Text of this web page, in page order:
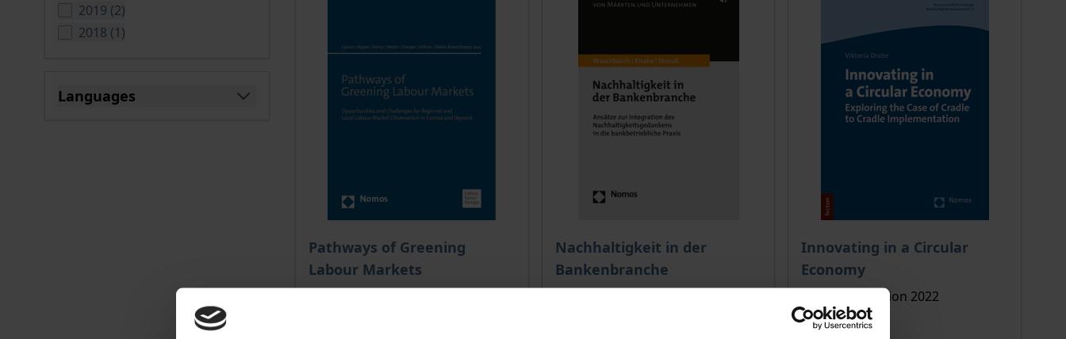
2019 (2products available
)
2018 (1products available
)
Languages
Pathways of Greening
Labour Markets
The price depends on the options chosen on the product page
Nachhaltigkeit in der
Bankenbranche
The price depends on the options chosen on the product page
Innovating in a Circular
Economy
The price depends on the options chosen
Tectum, 1. Edition 2022
€42.00